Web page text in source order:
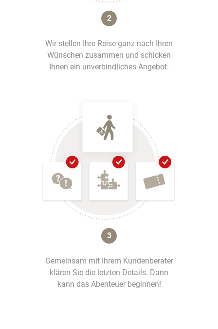
2
Wir stellen Ihre Reise ganz nach Ihren
Wünschen zusammen und schicken
Ihnen ein unverbindliches Angebot.
3
Gemeinsam mit Ihrem Kundenberater
klären Sie die letzten Details. Dann
kann das Abenteuer beginnen!